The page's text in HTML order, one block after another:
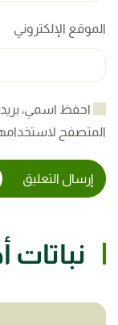
الموقع الإلكتروني
احفظ اسمي،
المتصفح
إرسال التعليق
نباتات